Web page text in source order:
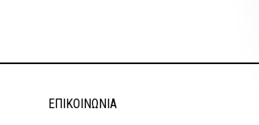
ΕΠΙΚΟΙΝΩΝΊΑ